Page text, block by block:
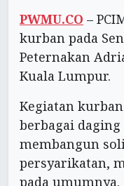
PWMU.CO –
kurban pada
Peternakan
Kuala Lumpur.
Kegiatan
berbagai
membangun
persyarikatan,
pada umumnya.